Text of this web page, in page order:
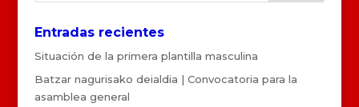
Entradas recientes
Situación de la primera plantilla masculina
Batzar nagurisako deialdia | Convocatoria para la
asamblea general